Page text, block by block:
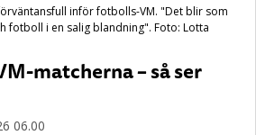
inför fotbolls-VM. "Det blir som
fotboll i en salig blandning". Foto: Lotta
matcherna – så ser
06.00